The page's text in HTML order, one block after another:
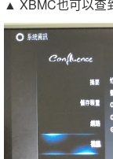
▲ XBMC也可以查